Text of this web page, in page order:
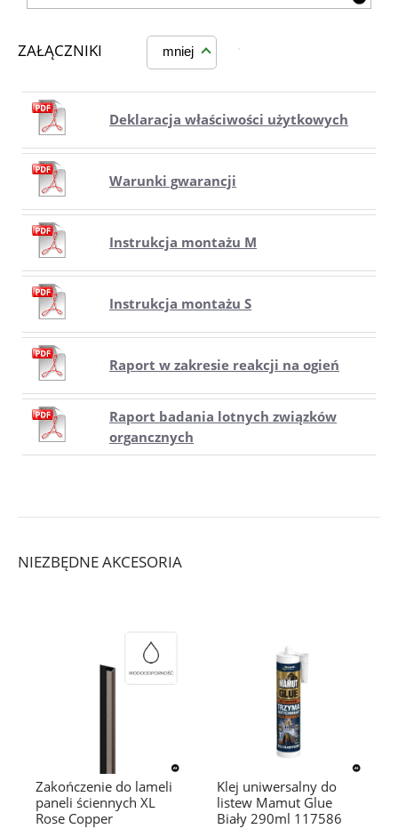
ZAŁĄCZNIKI mniej
Deklaracja właściwości użytkowych
Warunki gwarancji
Instrukcja montażu M
Instrukcja montażu S
Raport w zakresie reakcji na ogień
Raport badania lotnych związków
organcznych
NIEZBĘDNE AKCESORIA
Zakończenie do lameli
paneli ściennych XL
Rose Copper
Klej uniwersalny do
listew Mamut Glue
Biały 290ml 117586